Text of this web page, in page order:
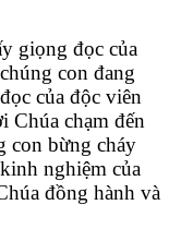
giọng đọc của
con đang
của độc viên
Chúa chạm đến
con bừng cháy
nghiệm của
đồng hành và